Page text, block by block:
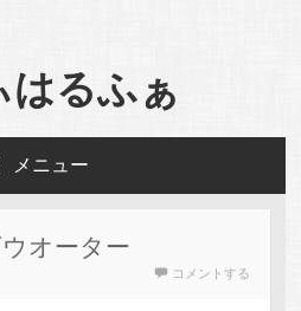
はるふぁ
メニュー
オーター
コメントする